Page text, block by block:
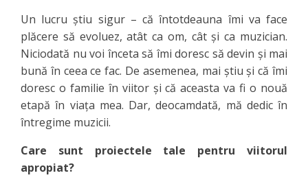
Un lucru știu sigur – că întotdeauna îmi va face
plăcere să evoluez, atât ca om, cât și ca muzician.
Niciodată nu voi înceta să îmi doresc să devin și mai
bună în ceea ce fac. De asemenea, mai știu și că îmi
doresc o familie în viitor și că aceasta va fi o nouă
etapă în viața mea. Dar, deocamdată, mă dedic în
întregime muzicii.
Care sunt proiectele tale pentru viitorul
apropiat?